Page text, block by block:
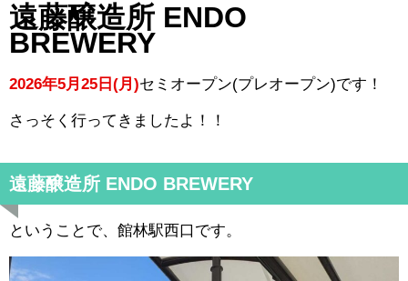
遠藤醸造所 ENDO
BREWERY
2026年5月25日(月)セミオープン(プレオープン)です！
さっそく行ってきましたよ！！
遠藤醸造所 ENDO BREWERY
ということで、館林駅西口です。
宇宙よりも遠い場所